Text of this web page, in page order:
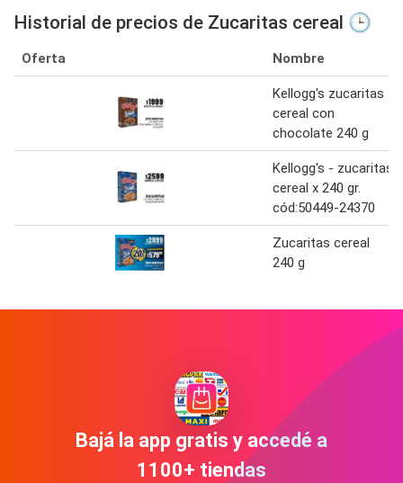
Historial de precios de Zucaritas cereal 🕒
Oferta Nombre
Kellogg's zucaritas
cereal con
chocolate 240 g
Kellogg's - zucaritas
cereal x 240 gr.
cód:50449-24370
Zucaritas cereal
240 g
Bajá la app gratis y accedé a
1100+ tiendas